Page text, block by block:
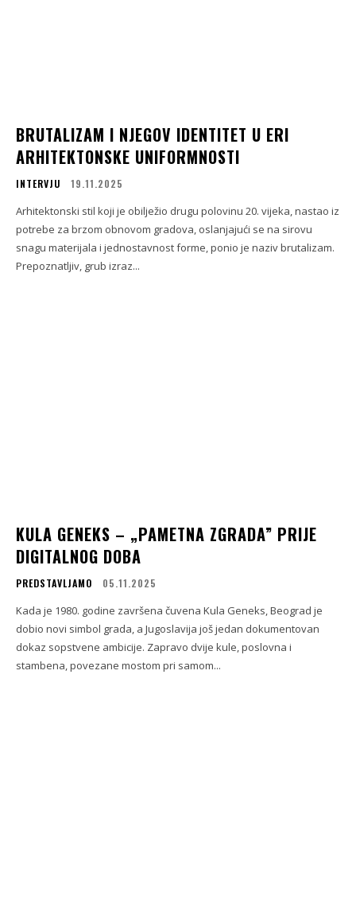
BRUTALIZAM I NJEGOV IDENTITET U ERI
ARHITEKTONSKE UNIFORMNOSTI
INTERVJU 19.11.2025
Arhitektonski stil koji je obilježio drugu polovinu 20. vijeka, nastao iz
potrebe za brzom obnovom gradova, oslanjajući se na sirovu
snagu materijala i jednostavnost forme, ponio je naziv brutalizam.
Prepoznatljiv, grub izraz...
KULA GENEKS – „PAMETNA ZGRADA” PRIJE
DIGITALNOG DOBA
PREDSTAVLJAMO 05.11.2025
Kada je 1980. godine završena čuvena Kula Geneks, Beograd je
dobio novi simbol grada, a Jugoslavija još jedan dokumentovan
dokaz sopstvene ambicije. Zapravo dvije kule, poslovna i
stambena, povezane mostom pri samom...